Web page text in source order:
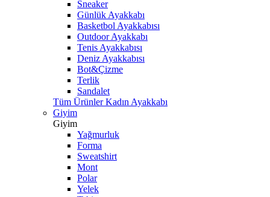
Sneaker
Günlük Ayakkabı
Basketbol Ayakkabısı
Outdoor Ayakkabı
Tenis Ayakkabısı
Deniz Ayakkabısı
Bot&Çizme
Terlik
Sandalet
Tüm Ürünler Kadın Ayakkabı
Giyim
Giyim
Yağmurluk
Forma
Sweatshirt
Mont
Polar
Yelek